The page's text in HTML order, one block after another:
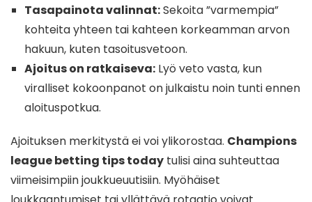
Tasapainota valinnat:Sekoita ”varmempia”
kohteita yhteen tai kahteen korkeamman arvon
hakuun, kuten tasoitusvetoon.
Ajoitus on ratkaiseva: Lyö veto vasta, kun
viralliset kokoonpanot on julkaistu noin tunti ennen
aloituspotkua.
Ajoituksen merkitystä ei voi ylikorostaa. Champions
league betting tips today tulisi aina suhteuttaa
viimeisimpiin joukkueuutisiin. Myöhäiset